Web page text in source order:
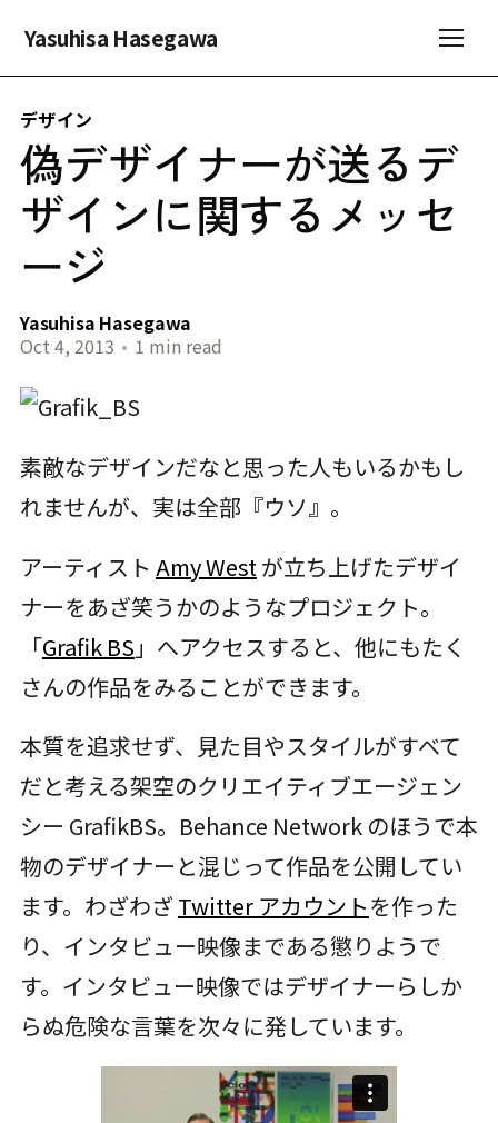
Yasuhisa Hasegawa
デザイン
偽デザイナーが送るデ
ザインに関するメッセ
ージ
Yasuhisa Hasegawa
Oct 4, 2013 • 1 min read
素敵なデザインだなと思った人もいるかもし
れませんが、実は全部『ウソ』。
アーティスト Amy West が立ち上げたデザイ
ナーをあざ笑うかのようなプロジェクト。
「Grafik BS 」へアクセスすると、他にもたく
さんの作品をみることができます。
本質を追求せず、見た目やスタイルがすべて
だと考える架空のクリエイティブエージェン
シー GrafikBS。Behance Network のほうで本
物のデザイナーと混じって作品を公開してい
ます。わざわざ Twitter アカウントを作った
り、インタビュー映像まである懲りようで
す。インタビュー映像ではデザイナーらしか
らぬ危険な言葉を次々に発しています。